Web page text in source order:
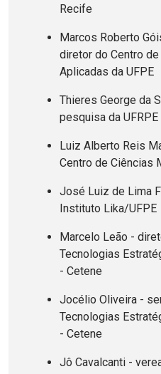
Recife
Marcos Roberto
diretor do Centro
Aplicadas da UFPE
Thieres George da
pesquisa da UFRPE
Luiz Alberto Reis
Centro de Ciências
José Luiz de Lima
Instituto Lika/UFPE
Marcelo Leão -
Tecnologias
- Cetene
Jocélio Oliveira -
Tecnologias
- Cetene
Jô Cavalcanti -